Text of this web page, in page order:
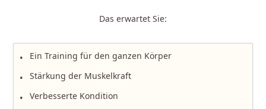
Unser
Das erwartet Sie:
• Ein Training für den ganzen Körper
• Stärkung der Muskelkraft
• Verbesserte Kondition